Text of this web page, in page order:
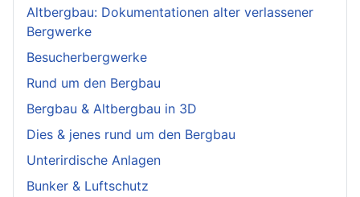
Altbergbau: Dokumentationen alter verlassener
Bergwerke
Besucherbergwerke
Rund um den Bergbau
Bergbau & Altbergbau in 3D
Dies & jenes rund um den Bergbau
Unterirdische Anlagen
Bunker & Luftschutz